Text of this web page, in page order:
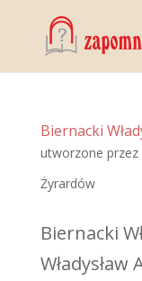
Biernacki
utworzone przez
Żyrardów
Biernacki